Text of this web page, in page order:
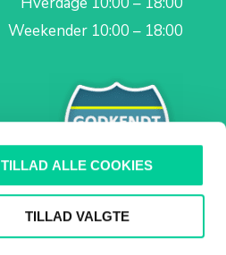
TILLAD ALLE COOKIES
TILLAD VALGTE
Weekender 10:00 – 18:00